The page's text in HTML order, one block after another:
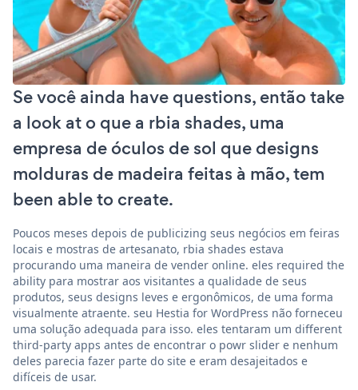
Se você ainda have questions, então take
a look at o que a rbia shades, uma
empresa de óculos de sol que designs
molduras de madeira feitas à mão, tem
been able to create.
Poucos meses depois de publicizing seus negócios em feiras
locais e mostras de artesanato, rbia shades estava
procurando uma maneira de vender online. eles required the
ability para mostrar aos visitantes a qualidade de seus
produtos, seus designs leves e ergonômicos, de uma forma
visualmente atraente. seu Hestia for WordPress não forneceu
uma solução adequada para isso. eles tentaram um different
third-party apps antes de encontrar o powr slider e nenhum
deles parecia fazer parte do site e eram desajeitados e
difíceis de usar.